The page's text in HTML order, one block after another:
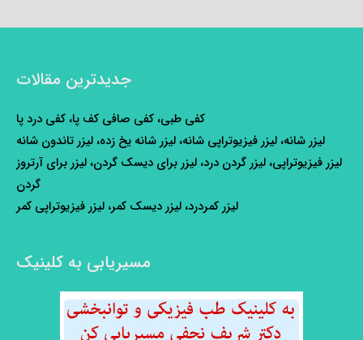
جدیدترین مقالات
کفی طبی، کفی صافی کف پا، کفی درد پا
لیزر شانه، لیزر فیزیوتراپی شانه، لیزر شانه یخ زده، لیزر تاندون شانه
لیزر فیزیوتراپی، لیزر گردن درد، لیزر برای دیسک گردن، لیزر برای آرتروز
گردن
لیزر کمردرد، لیزر دیسک کمر، لیزر فیزیوتراپی کمر
مسیریابی به کلینیک